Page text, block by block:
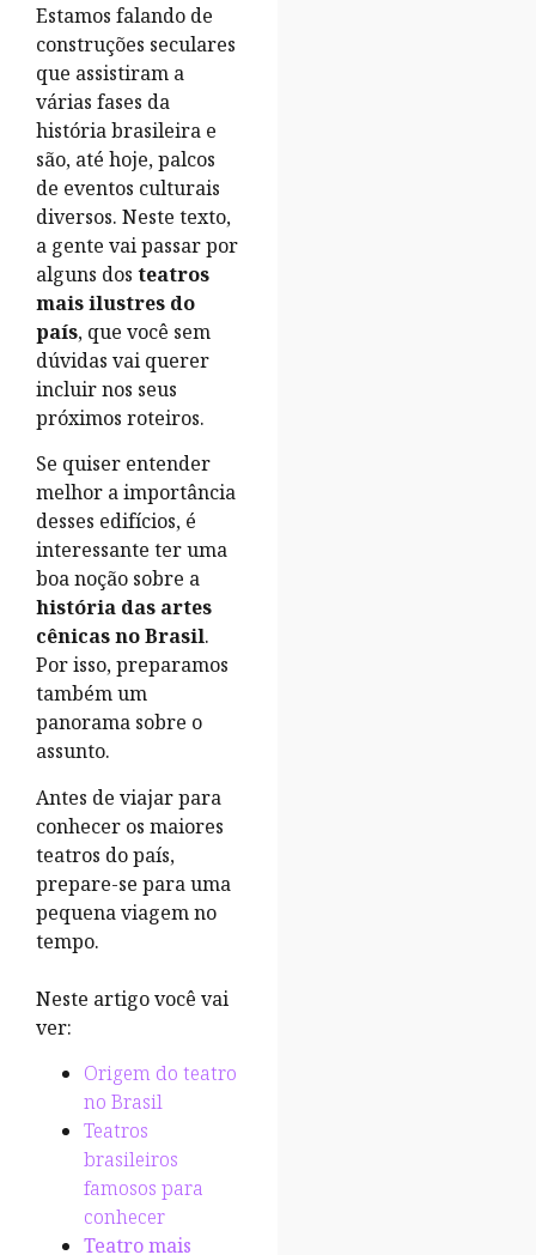
Estamos falando de
construções seculares
que assistiram a
várias fases da
história brasileira e
são, até hoje, palcos
de eventos culturais
diversos. Neste texto,
a gente vai passar por
alguns dos teatros
mais ilustres do
país, que você sem
dúvidas vai querer
incluir nos seus
próximos roteiros.
Se quiser entender
melhor a importância
desses edifícios, é
interessante ter uma
boa noção sobre a
história das artes
cênicas no Brasil.
Por isso, preparamos
também um
panorama sobre o
assunto.
Antes de viajar para
conhecer os maiores
teatros do país,
prepare-se para uma
pequena viagem no
tempo.
Neste artigo você vai
ver:
Origem do teatro
no Brasil
Teatros
brasileiros
famosos para
conhecer
Teatro mais